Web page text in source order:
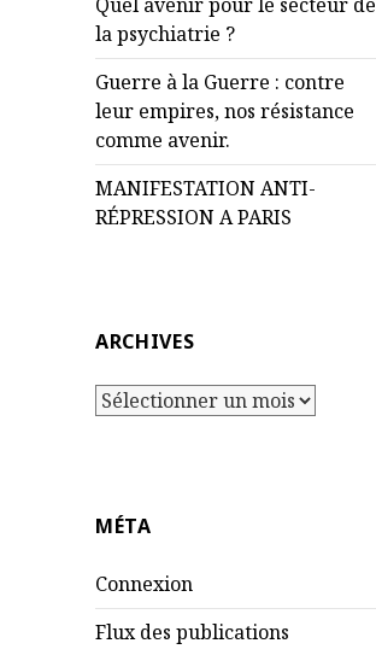
la psychiatrie ?
Guerre à la Guerre : contre
leur empires, nos résistance
comme avenir.
MANIFESTATION ANTI-
RÉPRESSION A PARIS
ARCHIVES
A
i
e
s
MÉTA
Connexion
Flux des publications